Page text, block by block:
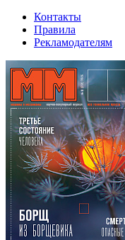
Контакты
Правила
Рекламодателям